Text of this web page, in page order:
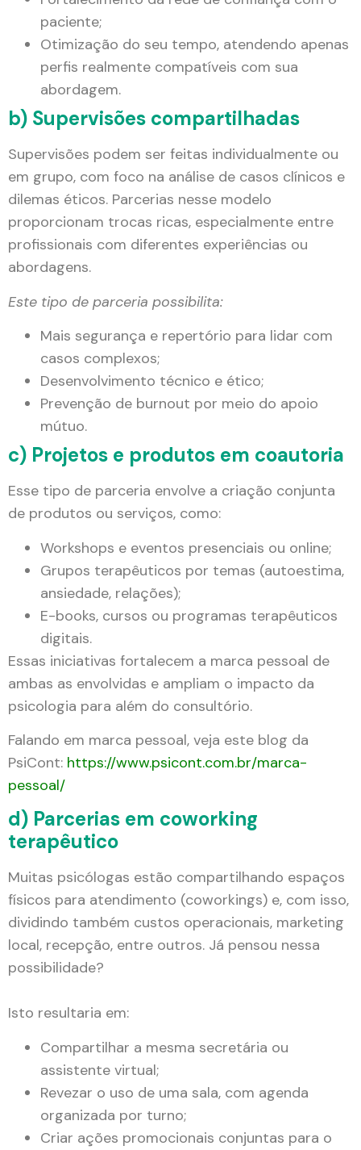
paciente;
Otimização do seu tempo, atendendo apenas
perfis realmente compatíveis com sua
abordagem.
b) Supervisões compartilhadas
Supervisões podem ser feitas individualmente ou
em grupo, com foco na análise de casos clínicos e
dilemas éticos. Parcerias nesse modelo
proporcionam trocas ricas, especialmente entre
profissionais com diferentes experiências ou
abordagens.
Este tipo de parceria possibilita:
Mais segurança e repertório para lidar com
casos complexos;
Desenvolvimento técnico e ético;
Prevenção de burnout por meio do apoio
mútuo.
c) Projetos e produtos em coautoria
Esse tipo de parceria envolve a criação conjunta
de produtos ou serviços, como:
Workshops e eventos presenciais ou online;
Grupos terapêuticos por temas (autoestima,
ansiedade, relações);
E-books, cursos ou programas terapêuticos
digitais.
Essas iniciativas fortalecem a marca pessoal de
ambas as envolvidas e ampliam o impacto da
psicologia para além do consultório.
Falando em marca pessoal, veja este blog da
PsiCont: https://www.psicont.com.br/marca-
pessoal/
d) Parcerias em coworking
terapêutico
Muitas psicólogas estão compartilhando espaços
físicos para atendimento (coworkings) e, com isso,
dividindo também custos operacionais, marketing
local, recepção, entre outros. Já pensou nessa
possibilidade?
Isto resultaria em:
Compartilhar a mesma secretária ou
assistente virtual;
Revezar o uso de uma sala, com agenda
organizada por turno;
Criar ações promocionais conjuntas para o